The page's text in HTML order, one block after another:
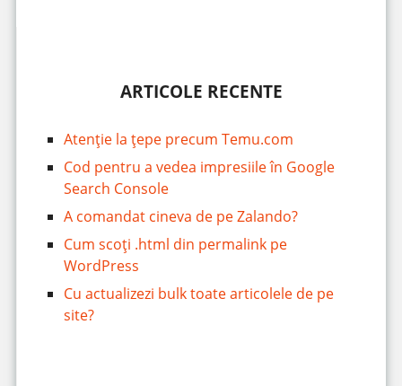
ARTICOLE RECENTE
Atenție la țepe precum Temu.com
Cod pentru a vedea impresiile în Google
Search Console
A comandat cineva de pe Zalando?
Cum scoți .html din permalink pe
WordPress
Cu actualizezi bulk toate articolele de pe
site?